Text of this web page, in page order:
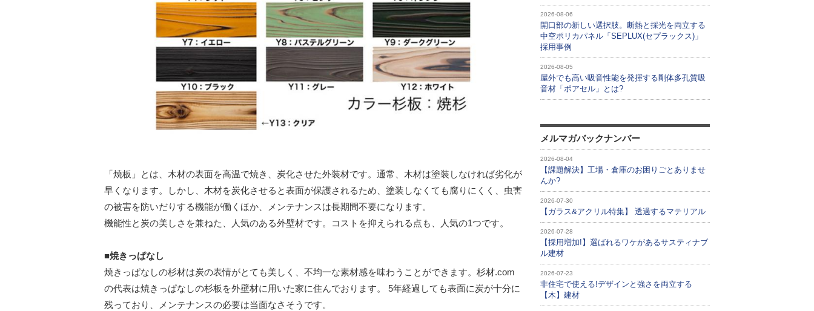
「焼板」とは、木材の表面を高温で焼き、炭化させた外装材です。通常、木材は塗装しなければ劣化が
早くなります。しかし、木材を炭化させると表面が保護されるため、塗装しなくても腐りにくく、虫害
の被害を防いだりする機能が働くほか、メンテナンスは長期間不要になります。
機能性と炭の美しさを兼ねた、人気のある外壁材です。コストを抑えられる点も、人気の1つです。
■焼きっぱなし
焼きっぱなしの杉材は炭の表情がとても美しく、不均一な素材感を味わうことができます。杉材.com
の代表は焼きっぱなしの杉板を外壁材に用いた家に住んでおります。 5年経過しても表面に炭が十分に
残っており、メンテナンスの必要は当面なさそうです。
2026-08-06
開口部の新しい選択肢。断熱と採光を両立する
中空ポリカパネル「SEPLUX(セプラックス)」
採用事例
2026-08-05
屋外でも高い吸音性能を発揮する剛体多孔質吸
音材「ポアセル」とは?
メルマガバックナンバー
2026-08-04
【課題解決】工場・倉庫のお困りごとありませ
んか?
2026-07-30
【ガラス&アクリル特集】 透過するマテリアル
2026-07-28
【採用増加!】選ばれるワケがあるサスティナブ
ル建材
2026-07-23
非住宅で使える!デザインと強さを両立する
【木】建材